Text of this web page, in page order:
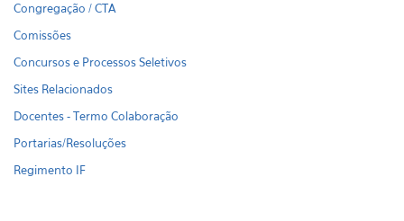
Congregação / CTA
Comissões
Concursos e Processos Seletivos
Sites Relacionados
Docentes - Termo Colaboração
Portarias/Resoluções
Regimento IF